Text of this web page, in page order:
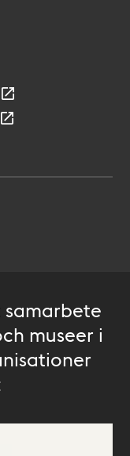
samarbete
museer i